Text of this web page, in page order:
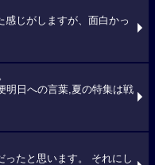
じがしますが、面白かっ
明日への言葉,夏の特集は戦
ったと思います。 それにし